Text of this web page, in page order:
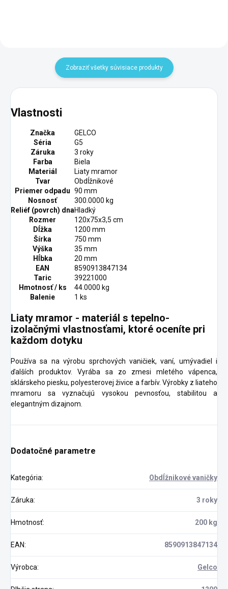
Zobraziť všetky súvisiace produkty
Vlastnosti
Značka
GELCO
Séria
G5
Záruka
3 roky
Farba
Biela
Materiál
Liaty mramor
Tvar
Obdĺžnikové
Priemer odpadu 90 mm
Nosnosť
300.0000 kg
Reliéf (povrch) dnaHladký
Rozmer
120x75x3,5 cm
Dĺžka
1200 mm
Šírka
750 mm
Výška
35 mm
Hĺbka
20 mm
EAN
8590913847134
Taric
39221000
Hmotnosť / ks
44.0000 kg
Balenie
1 ks
Liaty mramor - materiál s tepelno-
izolačnými vlastnosťami, ktoré oceníte pri
každom dotyku
Používa sa na výrobu sprchových vaničiek, vaní, umývadiel i
ďalších produktov. Vyrába sa zo zmesi mletého vápenca,
sklárskeho piesku, polyesterovej živice a farbív. Výrobky z liateho
mramoru sa vyznačujú vysokou pevnosťou, stabilitou a
elegantným dizajnom.
Dodatočné parametre
Kategória: Obdĺžnikové vaničky
Záruka: 3 roky
Hmotnosť: 200 kg
EAN: 8590913847134
Výrobca: Gelco